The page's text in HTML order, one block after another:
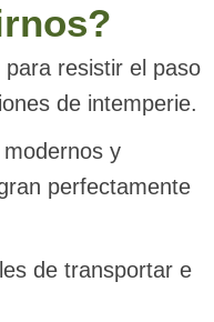
para resistir el paso
de intemperie.
y
perfectamente
de transportar e